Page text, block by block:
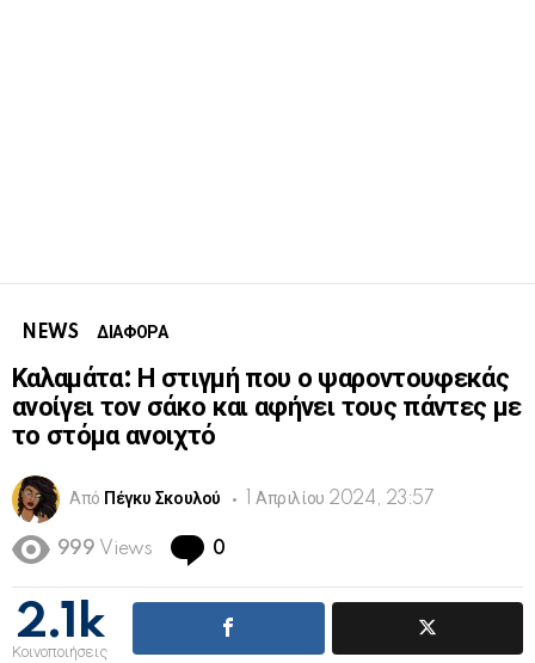
NEWS ΔΙΑΦΟΡΑ
Καλαμάτα: Η στιγμή που ο ψαροντουφεκάς
ανοίγει τον σάκο και αφήνει τους πάντες με
το στόμα ανοιχτό
Από Πέγκυ Σκουλού 1 Απριλίου 2024, 23:57
999 Views 0
2.1k
Κοινοποιήσεις